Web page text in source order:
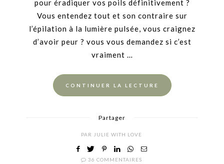
pour éradiquer vos poils définitivement ?
Vous entendez tout et son contraire sur
l’épilation à la lumière pulsée, vous craignez
d’avoir peur ? vous vous demandez si c’est
vraiment …
CONTINUER LA LECTURE
Partager
PAR JULIE WITH LOVE
36 COMMENTAIRES